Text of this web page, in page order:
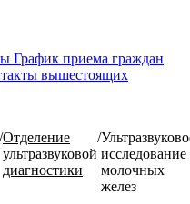
График приема граждан
вышестоящих
/Отделение
ультразвуковой
диагностики
/
исследование
молочных
желез